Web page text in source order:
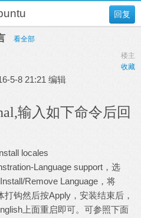
回复
看全部
楼主
收藏
5-8 21:21 编辑
输入如下命令后回
locales
Language support，选
Remove Language，将
打钩然后按Apply，安装结束后，
上面重启即可。可参照下面